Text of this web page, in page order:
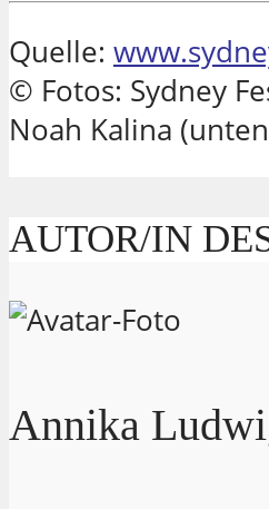
Quelle:
© Fotos: Sydney
Noah Kalina
AUTOR/IN
Annika